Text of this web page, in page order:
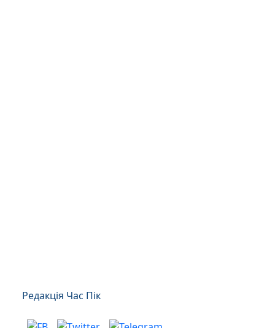
Редакція Час Пік